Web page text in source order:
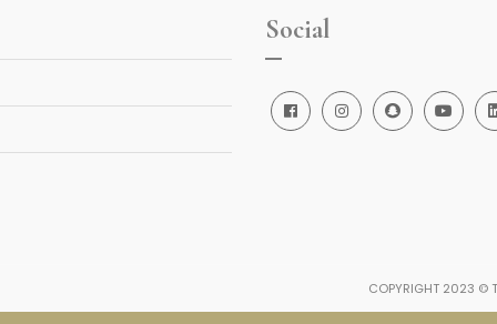
Social
COPYRIGHT 2023 ©